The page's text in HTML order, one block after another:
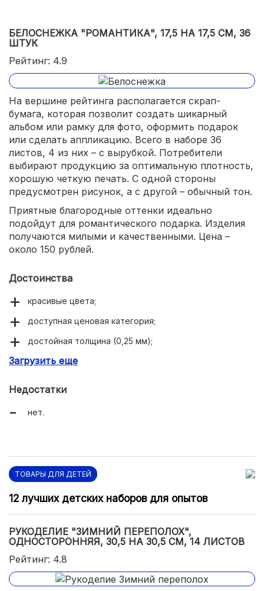
БЕЛОСНЕЖКА "РОМАНТИКА", 17,5 НА 17,5 СМ, 36
ШТУК
Рейтинг: 4.9
На вершине рейтинга располагается скрап-
бумага, которая позволит создать шикарный
альбом или рамку для фото, оформить подарок
или сделать аппликацию. Всего в наборе 36
листов, 4 из них – с вырубкой. Потребители
выбирают продукцию за оптимальную плотность,
хорошую четкую печать. С одной стороны
предусмотрен рисунок, а с другой – обычный тон.
Приятные благородные оттенки идеально
подойдут для романтического подарка. Изделия
получаются милыми и качественными. Цена –
около 150 рублей.
Достоинства
красивые цвета;
доступная ценовая категория;
достойная толщина (0,25 мм);
наличие листов с фигурной вырезкой;
Загрузить еще
Недостатки
нет.
ТОВАРЫ ДЛЯ ДЕТЕЙ
12 лучших детских наборов для опытов
РУКОДЕЛИЕ "ЗИМНИЙ ПЕРЕПОЛОХ",
ОДНОСТОРОННЯЯ, 30,5 НА 30,5 СМ, 14 ЛИСТОВ
Рейтинг: 4.8